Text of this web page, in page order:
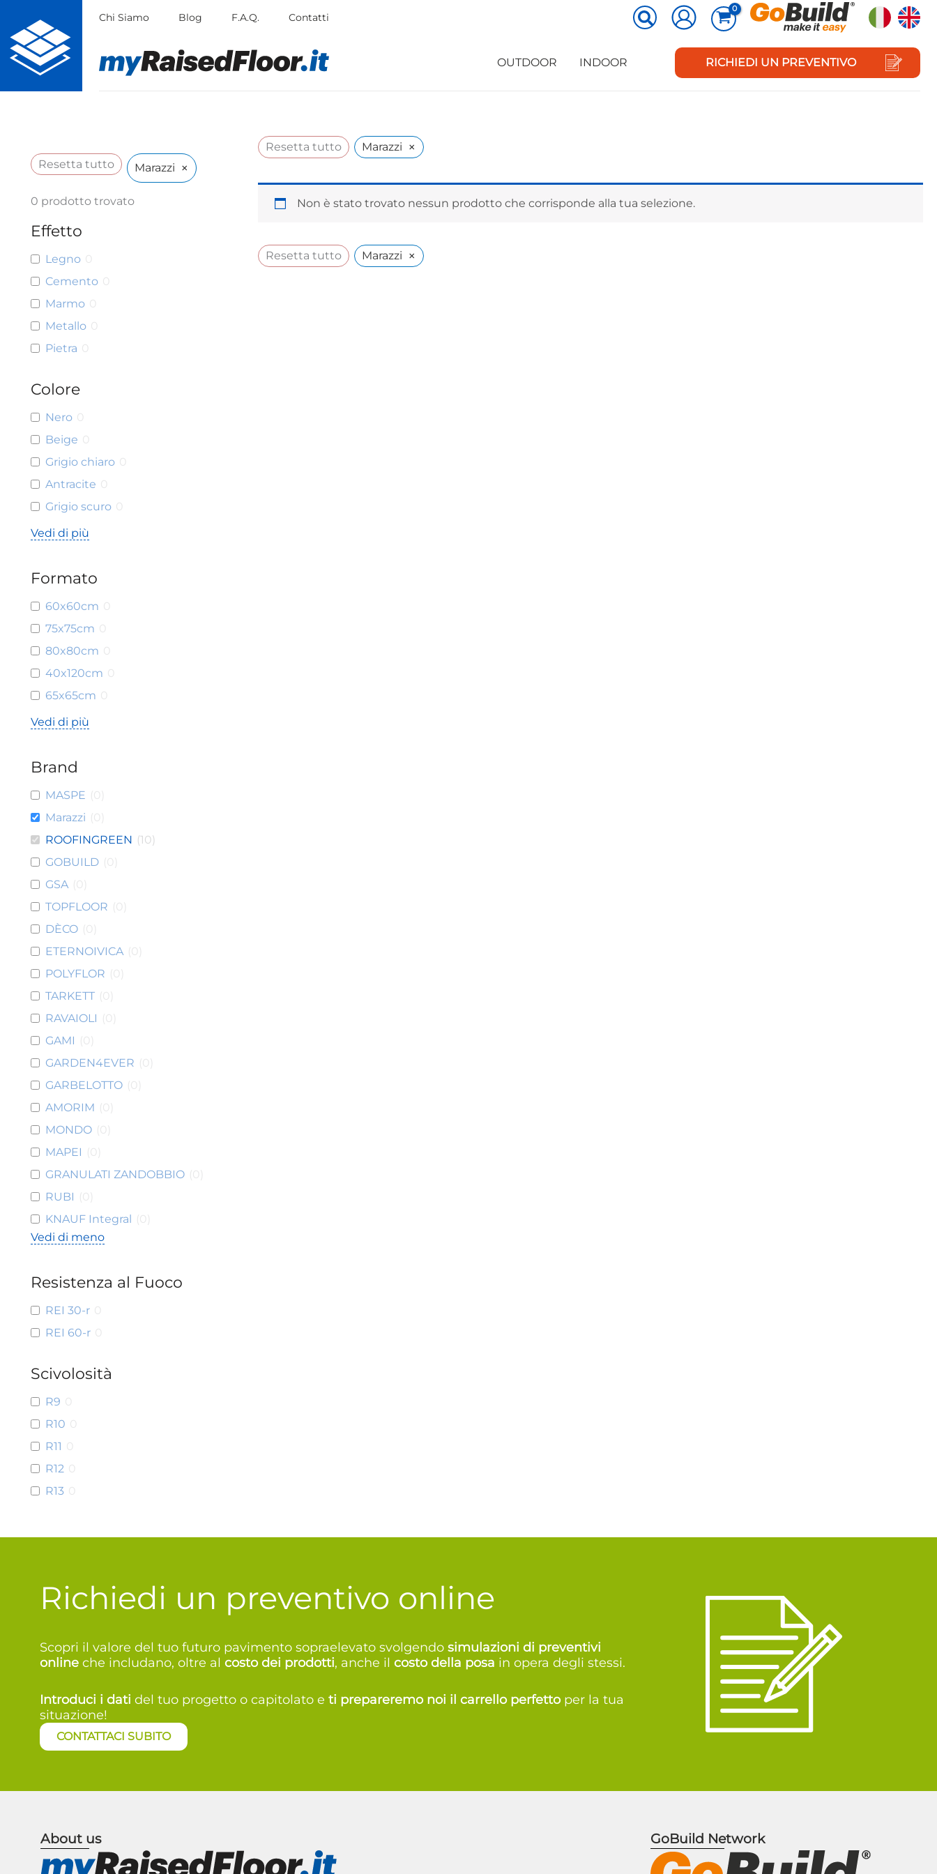
contenuto
Chi Siamo Blog F.A.Q. Contatti
OUTDOOR INDOOR RICHIEDI UN PREVENTIVO
Resetta tutto Marazzi ×
0 prodotto trovato
Effetto
Legno 0
Cemento 0
Marmo 0
Metallo 0
Pietra 0
Colore
Nero 0
Beige 0
Grigio chiaro 0
Antracite 0
Grigio scuro 0
Vedi di più
Formato
60x60cm 0
75x75cm 0
80x80cm 0
40x120cm 0
65x65cm 0
Vedi di più
Brand
MASPE (0 )
Marazzi (0 )
ROOFINGREEN (10)
GOBUILD (0 )
GSA (0 )
TOPFLOOR (0 )
DÈCO (0 )
ETERNOIVICA (0 )
POLYFLOR (0 )
TARKETT (0 )
RAVAIOLI (0 )
GAMI (0 )
GARDEN4EVER (0 )
GARBELOTTO (0 )
AMORIM (0 )
MONDO (0 )
MAPEI (0 )
GRANULATI ZANDOBBIO (0 )
RUBI (0 )
KNAUF Integral (0 )
Vedi di meno
Resistenza al Fuoco
REI 30-r 0
REI 60-r 0
Scivolosità
R9 0
R10 0
R11 0
R12 0
R13 0
Resetta tutto Marazzi ×
Non è stato trovato nessun prodotto che corrisponde alla tua selezione.
Resetta tutto Marazzi ×
Richiedi un preventivo online
Scopri il valore del tuo futuro pavimento sopraelevato svolgendo simulazioni di preventivi
online che includano, oltre al costo dei prodotti, anche il costo della posa in opera degli stessi.
Introduci i dati del tuo progetto o capitolato e ti prepareremo noi il carrello perfettoper la tua
situazione!
CONTATTACI SUBITO
About us GoBuild Network